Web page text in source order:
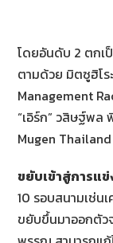
โดยอันดับ 2 ตกเ
ตามด้วย มิตซูฮิโร
Management
“เอิร์ก” วสิษฐ์พล
Mugen
ขยับเข้าสู่การแ
10 รอบสนามเช่น
ขยับขึ้นมาออกตัว